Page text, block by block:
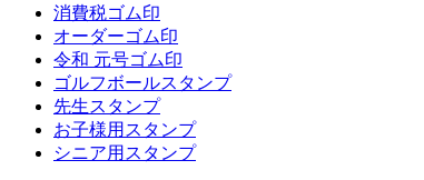
消費税ゴム印
オーダーゴム印
令和 元号ゴム印
ゴルフボールスタンプ
先生スタンプ
お子様用スタンプ
シニア用スタンプ